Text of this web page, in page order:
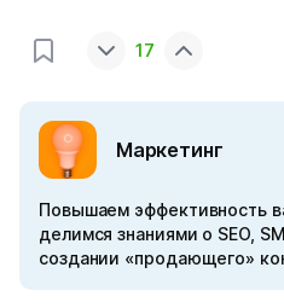
17
Маркетинг
Повышаем эффективность
делимся знаниями о SEO,
создании «продающего»